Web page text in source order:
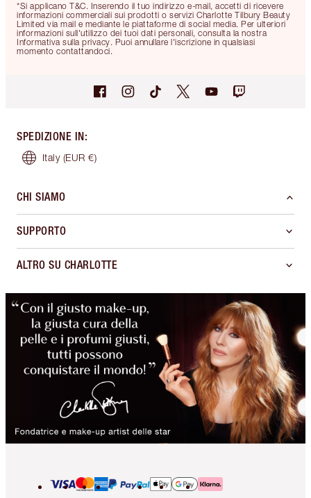
*Si applicano T&C. Inserendo il tuo indirizzo e-mail, accetti di ricevere
informazioni commerciali sui prodotti o servizi Charlotte Tilbury Beauty
Limited via mail e mediante le piattaforme di social media. Per ulteriori
informazioni sull'utilizzo dei tuoi dati personali, consulta la nostra
Informativa sulla privacy. Puoi annullare l'iscrizione in qualsiasi
momento contattandoci.
SPEDIZIONE IN :
Italy (EUR €)
CHI SIAMO
SUPPORTO
ALTRO SU CHARLOTTE